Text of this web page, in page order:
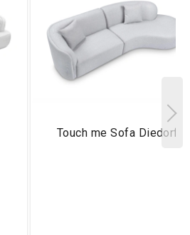
Touch me Sofa Diedorf